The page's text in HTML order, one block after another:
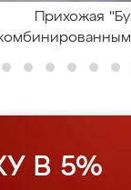
Прихожая
В 5%